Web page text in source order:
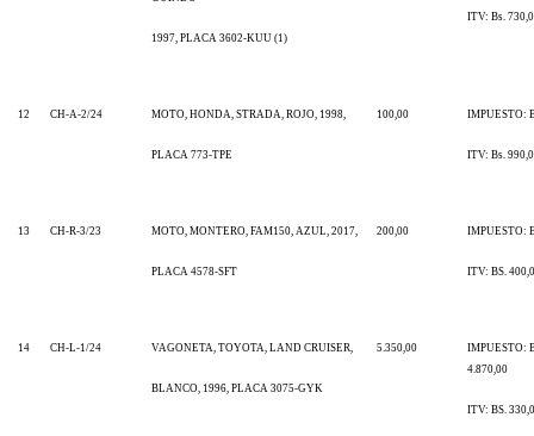
1997, PLACA 3602-KUU (1)
ITV: Bs.
12 CH-A-2/24 MOTO, HONDA, STRADA, ROJO, 1998,
PLACA 773-TPE
100,00 IMPUESTO:
ITV: Bs.
13 CH-R-3/23 MOTO, MONTERO, FAM150, AZUL, 2017,
PLACA 4578-SFT
200,00 IMPUESTO:
ITV: BS.
14 CH-L-1/24 VAGONETA, TOYOTA, LAND CRUISER,
BLANCO, 1996, PLACA 3075-GYK
5.350,00
IMPUESTO:
4.870,00
ITV: BS.